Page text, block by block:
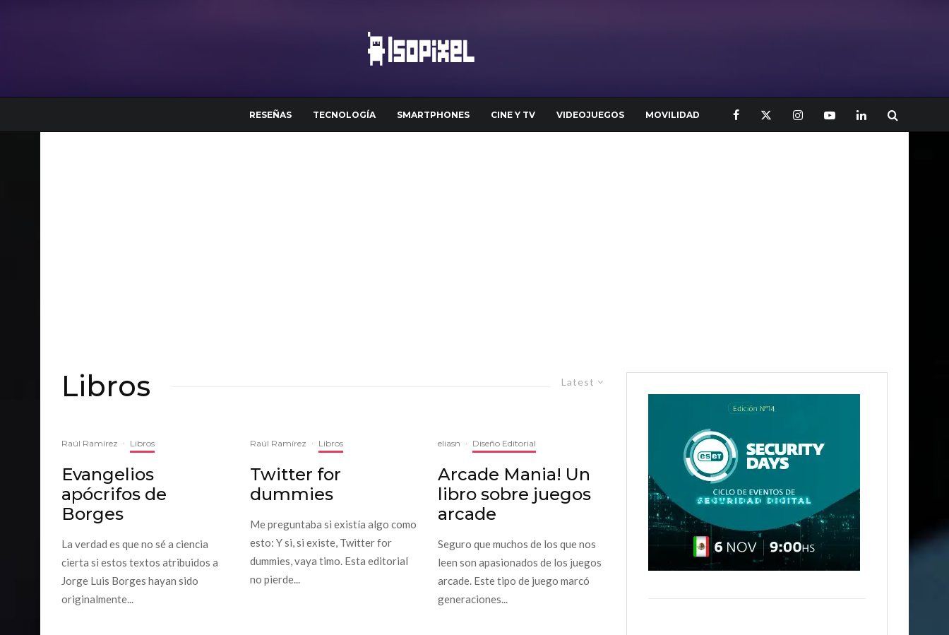
RESEÑAS TECNOLOGÍA SMARTPHONES CINE Y TV VIDEOJUEGOS MOVILIDAD
Latest
Libros
Raúl Ramírez · Libros
Evangelios
apócrifos de
Borges
La verdad es que no sé a ciencia
cierta si estos textos atribuidos a
Jorge Luis Borges hayan sido
originalmente...
Raúl Ramírez · Libros
Twitter for
dummies
Me preguntaba si existía algo como
esto: Y si, si existe, Twitter for
dummies, vaya timo. Esta editorial
no pierde...
eliasn · Diseño Editorial
Arcade Mania! Un
libro sobre juegos
arcade
Seguro que muchos de los que nos
leen son apasionados de los juegos
arcade. Este tipo de juego marcó
generaciones...